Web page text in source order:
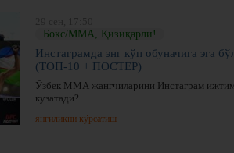
Бокс/ММА, Қизиқарли!
Инстаграмда энг кўп обуначига эга
(ТОП-10 + ПОСТЕР)
Ўзбек ММА жангчиларини Инстаграм
кузатади?
янгиликни кўрсатиш